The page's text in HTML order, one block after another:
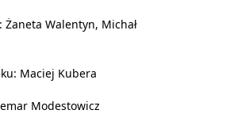
Walentyn, Michał
Maciej Kubera
Modestowicz